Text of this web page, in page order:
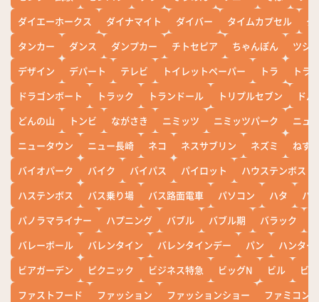
ダイエーホークス
ダイナマイト ダイバー タイムカプセル
タ
タンカー
ダンス ダンプカー チトセピア ちゃんぽん
ツシ
デザイン
デパート テレビ トイレットペーパー トラ
トラ
ドラゴンボート
トラック トランドール トリプルセブン
ド
どんの山
トンビ ながさき ニミッツ ニミッツパーク
ニュ
ニュータウン
ニュー長崎 ネコ ネスサブリン ネズミ
ねず
バイオパーク
バイク バイパス パイロット
ハウステンボス
ハステンボス
バス乗り場 バス路面電車 パソコン ハタ
ハ
パノラマライナー
ハプニング バブル バブル期 バラック
バレーボール
バレンタイン バレンタインデー パン
ハンター
ビアガーデン
ピクニック ビジネス特急 ビッグN ビル
ビワ
ファストフード
ファッション ファッションショー
ファミコン